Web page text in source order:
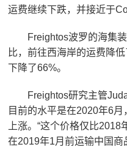
运费继续下跌，并接近于
Freightos波罗的海集装
比，前往西海岸的运费降
下降了66%。
Freightos研究主管
目前的水平是在2020年6
上涨。“这个价格仅比
在2019年1月前运输中国商